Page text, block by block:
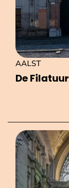
De Filatuur
AALST